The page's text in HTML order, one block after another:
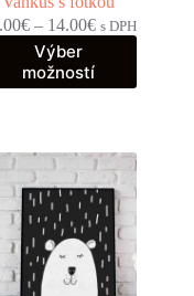
€ – 14.00€ s DPH
Výber
možností